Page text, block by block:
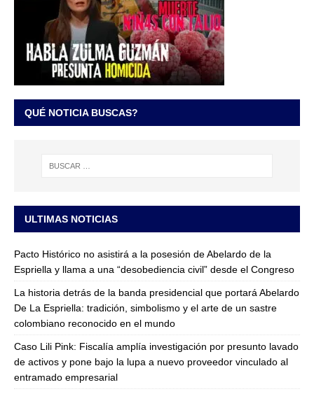
QUÉ NOTICIA BUSCAS?
ULTIMAS NOTICIAS
Pacto Histórico no asistirá a la posesión de Abelardo de la
Espriella y llama a una “desobediencia civil” desde el Congreso
La historia detrás de la banda presidencial que portará Abelardo
De La Espriella: tradición, simbolismo y el arte de un sastre
colombiano reconocido en el mundo
Caso Lili Pink: Fiscalía amplía investigación por presunto lavado
de activos y pone bajo la lupa a nuevo proveedor vinculado al
entramado empresarial